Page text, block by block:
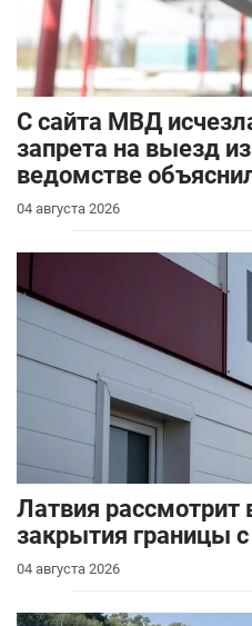
С сайта МВД
запрета на выезд
ведомстве
04 августа 2026
Латвия рассмотрит
закрытия границы
04 августа 2026